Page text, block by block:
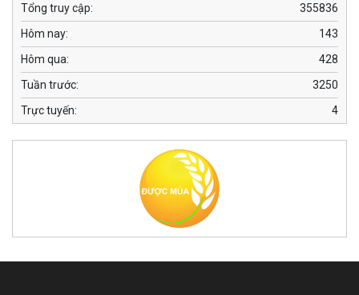
355836
Tổng truy cập:
143
Hôm nay:
428
Hôm qua:
3250
Tuần trước:
4
Trực tuyến: